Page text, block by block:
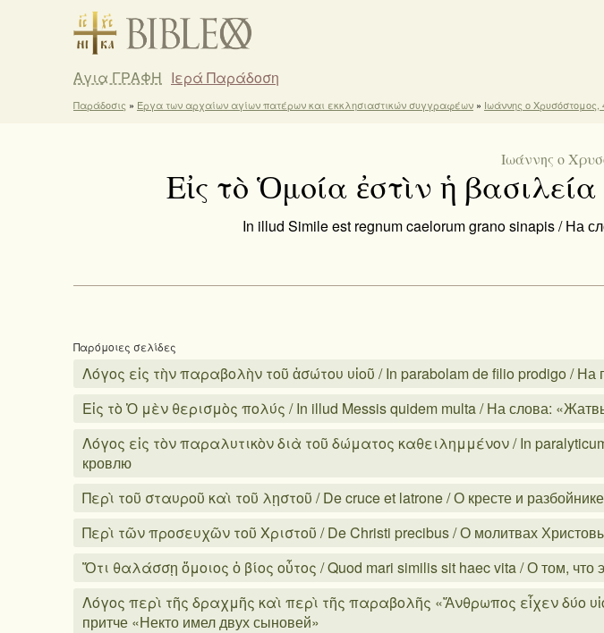
Αγια ΓΡΑΦΗ Ιερά Παράδοση
Παράδοσις » Έργα των αρχαίων αγίων πατέρων και εκκλησιαστικών συγγραφέων » Ιωάννης ο Χρυσόστομος,
Ιωάννης ο
Εἰς τὸ Ὁμοία ἐστὶν ἡ
In illud Simile est regnum caelorum grano sinapis / На
Παρόμοιες σελίδες
Λόγος εἰς τὴν παραβολὴν τοῦ ἀσώτου υἱοῦ / In parabolam de filio prodigo / На
Εἰς τὸ Ὁ μὲν θερισμὸς πολύς / In illud Messis quidem multa / На слова:
Λόγος εἰς τὸν παραλυτικὸν διὰ τοῦ δώματος καθειλημμένον / In
кровлю
Περὶ τοῦ σταυροῦ καὶ τοῦ λῃστοῦ / De cruce et latrone / О кресте и разбойнике
Περὶ τῶν προσευχῶν τοῦ Χριστοῦ / De Christi precibus / О молитвах
Ὅτι θαλάσσῃ ὅμοιος ὁ βίος οὗτος / Quod mari similis sit haec vita / О том, что
Λόγος περὶ τῆς δραχμῆς καὶ περὶ τῆς παραβολῆς «Ἄνθρωπος εἶχεν δύο
притче «Некто имел двух сыновей»